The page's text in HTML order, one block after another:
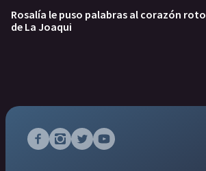
Rosalía le puso palabras al corazón roto
de La Joaqui